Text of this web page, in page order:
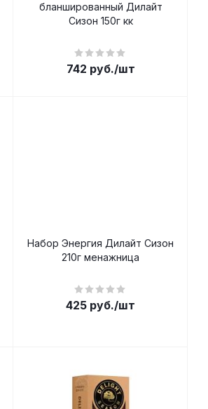
бланшированный Дилайт
Сизон 150г кк
742 руб./шт
Набор Энергия Дилайт Сизон
210г менажница
425 руб./шт